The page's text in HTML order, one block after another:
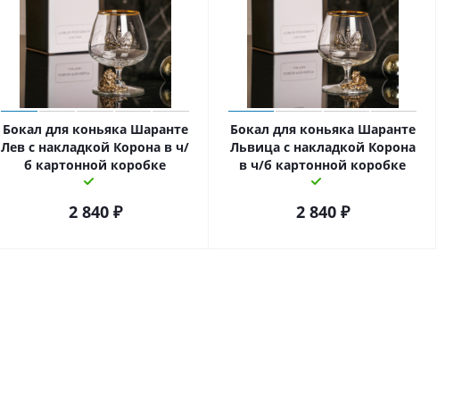
Бокал для коньяка Шаранте
Лев с накладкой Корона в ч/
б картонной коробке
2 840₽
Бокал для коньяка Шаранте
Львица с накладкой Корона
в ч/б картонной коробке
2 840₽